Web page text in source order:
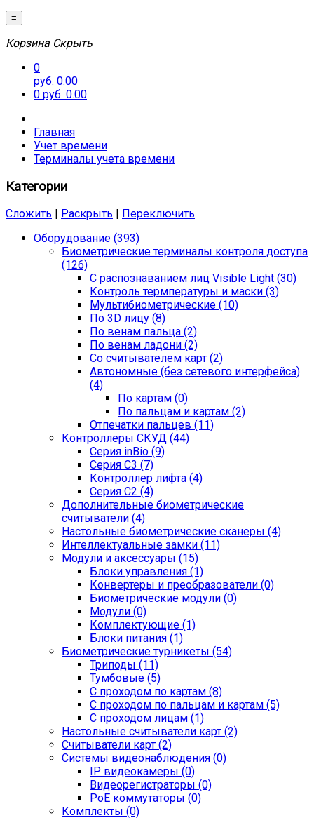
≡
Корзина Скрыть
0
руб. 0.00
0 руб. 0.00
Главная
Учет времени
Терминалы учета времени
Категории
Сложить Раскрыть
Переключить
Оборудование (393)
Биометрические терминалы контроля доступа
(126)
С распознаванием лиц Visible Light (30)
Контроль термпературы и маски (3)
Мультибиометрические (10)
По 3D лицу (8)
По венам пальца (2)
По венам ладони (2)
Со считывателем карт (2)
Автономные (без сетевого интерфейса)
(4)
По картам (0)
По пальцам и картам (2)
Отпечатки пальцев (11)
Контроллеры СКУД (44)
Серия inBio (9)
Серия С3 (7)
Контроллер лифта (4)
Серия С2 (4)
Дополнительные биометрические
считыватели (4)
Настольные биометрические сканеры (4)
Интеллектуальные замки (11)
Модули и аксессуары (15)
Блоки управления (1)
Конвертеры и преобразователи (0)
Биометрические модули (0)
Модули (0)
Комплектующие (1)
Блоки питания (1)
Биометрические турникеты (54)
Триподы (11)
Тумбовые (5)
С проходом по картам (8)
С проходом по пальцам и картам (5)
С проходом лицам (1)
Настольные считыватели карт (2)
Считыватели карт (2)
Системы видеонаблюдения (0)
IP видеокамеры (0)
Видеорегистраторы (0)
PoE коммутаторы (0)
Комплекты (0)